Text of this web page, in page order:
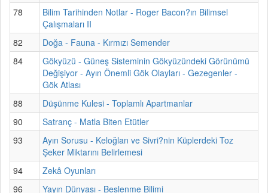
78
Bilim Tarihinden Notlar - Roger Bacon?ın Bilimsel
Çalışmaları II
82
Doğa - Fauna - Kırmızı Semender
84
Gökyüzü - Güneş Sisteminin Gökyüzündeki Görünümü
Değişiyor - Ayın Önemli Gök Olayları - Gezegenler -
Gök Atlası
88
Düşünme Kulesi - Toplamlı Apartmanlar
90
Satranç - Matla Biten Etütler
93
Ayın Sorusu - Keloğlan ve Sivri?nin Küplerdeki Toz
Şeker Miktarını Belirlemesi
94
Zekâ Oyunları
96
Yayın Dünyası - Beslenme Bilimi